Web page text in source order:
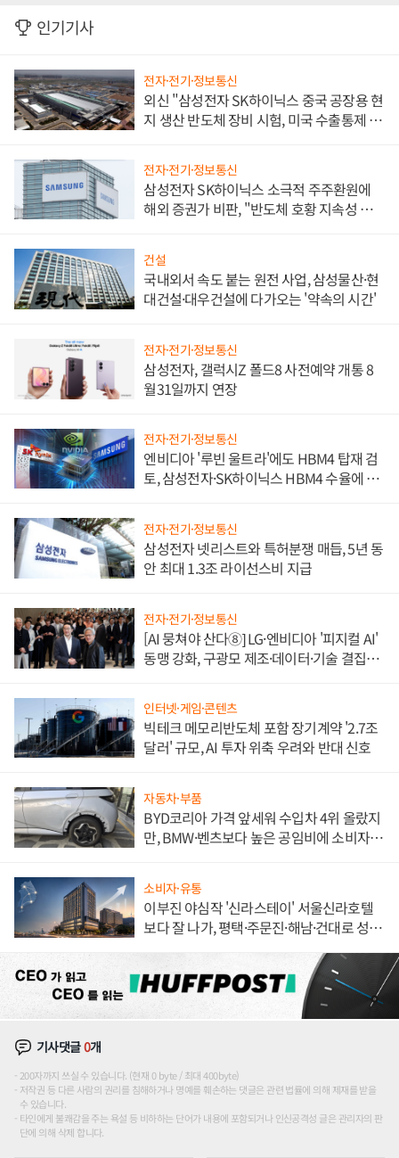
인기기사
전자·전기·정보통신
외신 "삼성전자 SK하이닉스 중국 공장용 현
지 생산 반도체 장비 시험, 미국 수출통제 대
전자·전기·정보통신
삼성전자 SK하이닉스 소극적 주주환원에
해외 증권가 비판, "반도체 호황 지속성 의
건설
국내외서 속도 붙는 원전 사업, 삼성물산·현
대건설·대우건설에 다가오는 '약속의 시간'
전자·전기·정보통신
삼성전자, 갤럭시Z 폴드8 사전예약 개통 8
월31일까지 연장
전자·전기·정보통신
엔비디아 '루빈 울트라'에도 HBM4 탑재 검
토, 삼성전자·SK하이닉스 HBM4 수율에 주
전자·전기·정보통신
삼성전자 넷리스트와 특허분쟁 매듭, 5년 동
안 최대 1.3조 라이선스비 지급
전자·전기·정보통신
[AI 뭉쳐야 산다⑧] LG·엔비디아 '피지컬 AI'
동맹 강화, 구광모 제조·데이터·기술 결집
인터넷·게임·콘텐츠
빅테크 메모리반도체 포함 장기계약 '2.7조
달러' 규모, AI 투자 위축 우려와 반대 신호
자동차·부품
BYD코리아 가격 앞세워 수입차 4위 올랐지
만, BMW·벤츠보다 높은 공임비에 소비자
소비자·유통
이부진 야심작 '신라스테이' 서울신라호텔
보다 잘 나가, 평택·주문진·해남·건대로 성
기사댓글0개
200자까지 쓰실 수 있습니다. (현재 0 byte / 최대 400byte)
저작권 등 다른 사람의 권리를 침해하거나 명예를 훼손하는 댓글은 관련 법률에 의해 제재를 받을
수 있습니다.
타인에게 불쾌감을 주는 욕설 등 비하하는 단어가 내용에 포함되거나 인신공격성 글은 관리자의 판
단에 의해 삭제 합니다.